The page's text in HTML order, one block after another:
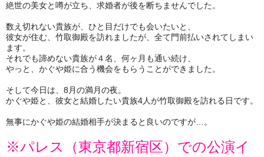
絶世の美女と噂が立ち、求婚者が後を断ちませんでした。
数え切れない貴族が、ひと目だけでも会いたいと、
彼女が住む、竹取御殿を訪れましたが、全て門前払いされてしまい
ます。
それでも諦めない貴族が４名、何ヶ月も通い続け、
やっと、かぐや姫に合う機会をもらうことができました。
そして今日は、8月の満月の夜。
かぐや姫と、彼女と結婚したい貴族4人が竹取御殿を訪れる日です。
無事にかぐや姫の結婚相手が決まると良いのですが…。
※パレス（東京都新宿区）での公演イ